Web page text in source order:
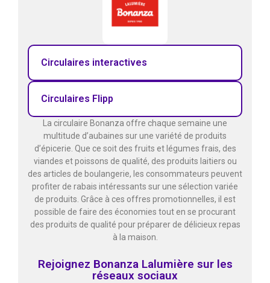
Circulaires interactives
Circulaires Flipp
La circulaire Bonanza offre chaque semaine une
multitude d’aubaines sur une variété de produits
d’épicerie. Que ce soit des fruits et légumes frais, des
viandes et poissons de qualité, des produits laitiers ou
des articles de boulangerie, les consommateurs peuvent
profiter de rabais intéressants sur une sélection variée
de produits. Grâce à ces offres promotionnelles, il est
possible de faire des économies tout en se procurant
des produits de qualité pour préparer de délicieux repas
à la maison.
Rejoignez Bonanza Lalumière sur les
réseaux sociaux